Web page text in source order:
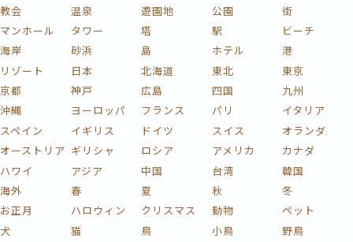
教会
温泉 遊園地 公園
街
マンホール
タワー 塔 駅
ビーチ
海岸
砂浜 島 ホテル
港
リゾート
日本 北海道 東北
東京
京都
神戸 広島 四国
九州
沖縄
ヨーロッパ フランス パリ
イタリア
スペイン
イギリス ドイツ スイス
オランダ
オーストリア ギリシャ ロシア アメリカ
カナダ
ハワイ
アジア 中国 台湾
韓国
海外
春 夏 秋
冬
お正月
ハロウィン クリスマス 動物
ペット
犬
猫 鳥 小鳥
野鳥